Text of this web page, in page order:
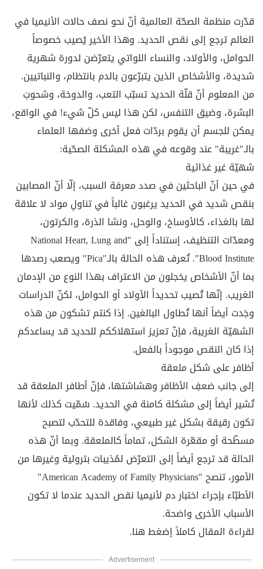
قدّرت منظمة الصحّة العالمية أنّ نحو نصف حالات الأنيميا في
العالم ترجع إلى نقص الحديد. وهذا الأخير يُصيب خصوصاً
الحوامل، والأولاد، والنساء اللواتي يتعرّضن لدورة شهرية
شديدة، والأشخاص الذين يتبرّعون بالدم بانتظام، والنباتيين.
من المعلوم أنّ قلّة الحديد تسبّب التعب، والدوخة، وشحوبَ
البشرة، وضيق التنفس، لكن هذا ليس كلّ شيء! في الواقع،
يمكن للجسم أن يقوم بردّات فعل أخرى وصَفها العلماء
بالـ"غريبة" عند وقوعه في هذه المشكلة الصحّية:
شهيّة غير غذائية
في حين أنّ الباحثين في صدد معرفة السبب، إلّا أنّ المصابين
بنقص شديد في الحديد يرغبون غالباً في تناولِ مواد لا علاقة
لها بالغذاء، كالأوساخ، والوحل، ونشا الذرة، والكرتون،
ومعدّات التنظيف، إستناداً إلى "National Heart, Lung and
Blood Institute". تُعرف هذه الحالة بالـ"Pica" ويصعب رصدها
بما أنّ الأشخاص يخجلون من الاعتراف بهذا النوع من الإدمان
الغريب. إنّها تُصيب تحديداً الأولاد أو الحوامل، لكنّ الدراسات
وجَدت أيضاً أنها تُطاول البالغين. إذا كنتم تشكون من هذه
الشهيّة الغريبة، فإنّ تعزيز استهلاككم للحديد قد يساعدكم
إذا كان النقص موجوداً بالفعل.
أظافر على شكل ملعقة
إلى جانب ضعفِ الأظافر وهشاشتها، فإنّ أطافر الملعقة قد
تُشير أيضاً إلى مشكلة كامنة في الحديد. سُمّيت كذلك لأنها
تكون رقيقة بشكل غير طبيعي، وفاقدة للتحدّب لتصبح
مسطّحة أو مقعّرة الشكل، تماماً كالملعقة. وبما أنّ هذه
الحالة قد ترجع أيضاً إلى التعرّض لمُذيبات بترولية وغيرها من
الأمور، تنصح "American Academy of Family Physicians"
الأطبّاء بإجراء اختبار دم لأنيميا نقص الحديد عندما لا تكون
الأسباب الأخرى واضحة.
لقراءة المقال كاملاً إضغطهنا.
Advertisement